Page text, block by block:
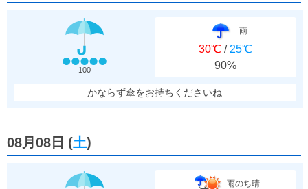
100
雨
30℃ / 25℃
90%
かならず傘をお持ちくださいね
08月08日 (土)
雨のち晴